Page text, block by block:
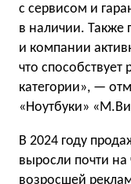
с сервисом и
в наличии. Также
и компании
что
категории», —
«Ноутбуки»
В 2024 году
выросли почти на
возросшей